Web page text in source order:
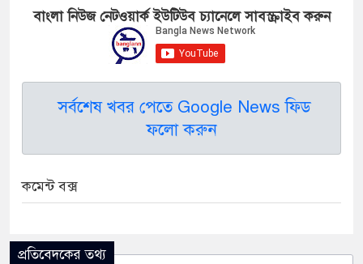
বাংলা নিউজ নেটওয়ার্ক ইউটিউব চ্যানেলে সাবস্ক্রাইব করুন
সর্বশেষ খবর পেতে Google News ফিড
ফলো করুন
কমেন্ট বক্স
প্রতিবেদকের তথ্য